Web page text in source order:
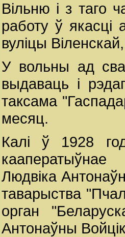
Вільню і з таго
работу ў якасці
вуліцы
У вольны ад
выдаваць і
таксама
месяц.
Калі ў 1928
Людвіка
таварыства
орган
Антонаўны